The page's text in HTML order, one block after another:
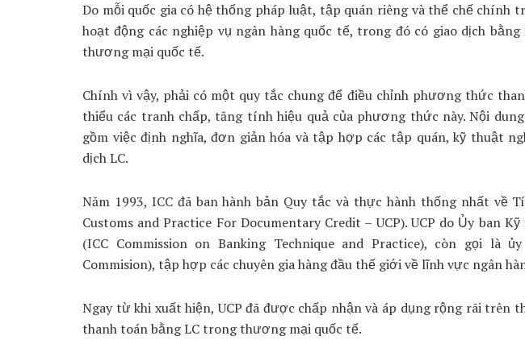
Do mỗi quốc gia có hệ thống pháp luật, tập quán riêng và thể chế chính
hoạt động các nghiệp vụ ngân hàng quốc tế, trong đó có giao dịch
thương mại quốc tế.
Chính vì vậy, phải có một quy tắc chung để điều chỉnh phương thức
thiểu các tranh chấp, tăng tính hiệu quả của phương thức này. Nội
gồm việc định nghĩa, đơn giản hóa và tập hợp các tập quán, kỹ thuật
dịch LC.
Năm 1993, ICC đã ban hành bản Quy tắc và thực hành thống nhất về
Customs and Practice For Documentary Credit – UCP). UCP do Ủy ban
(ICC Commission on Banking Technique and Practice), còn gọi là
Commision), tập hợp các chuyên gia hàng đầu thế giới về lĩnh vực ngân
Ngay từ khi xuất hiện, UCP đã được chấp nhận và áp dụng rộng rãi trên
thanh toán bằng LC trong thương mại quốc tế.